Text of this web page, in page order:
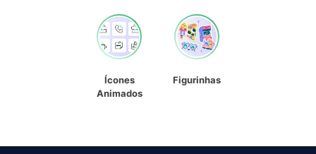
Ícones
Animados
Figurinhas